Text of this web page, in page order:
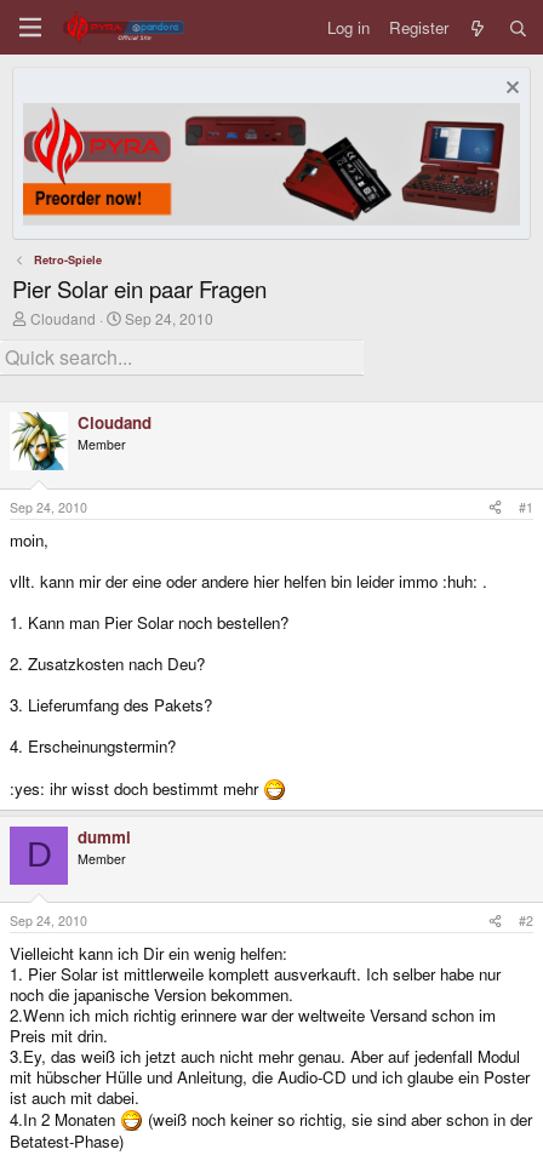
Log in Register
Retro-Spiele
Pier Solar ein paar Fragen
T
r
e
d
s
t
a
e
r
Cloudand
S
r
a
t
Sep 24, 2010
Cloudand
Member
Sep 24, 2010 #1
moin,
vllt. kann mir der eine oder andere hier helfen bin leider immo :huh: .
1. Kann man Pier Solar noch bestellen?
2. Zusatzkosten nach Deu?
3. Lieferumfang des Pakets?
4. Erscheinungstermin?
:yes: ihr wisst doch bestimmt mehr
D dummi
Member
Sep 24, 2010 #2
Vielleicht kann ich Dir ein wenig helfen:
1. Pier Solar ist mittlerweile komplett ausverkauft. Ich selber habe nur
noch die japanische Version bekommen.
2.Wenn ich mich richtig erinnere war der weltweite Versand schon im
Preis mit drin.
3.Ey, das weiß ich jetzt auch nicht mehr genau. Aber auf jedenfall Modul
mit hübscher Hülle und Anleitung, die Audio-CD und ich glaube ein Poster
ist auch mit dabei.
4.In 2 Monaten
(weiß noch keiner so richtig, sie sind aber schon in der
Betatest-Phase)